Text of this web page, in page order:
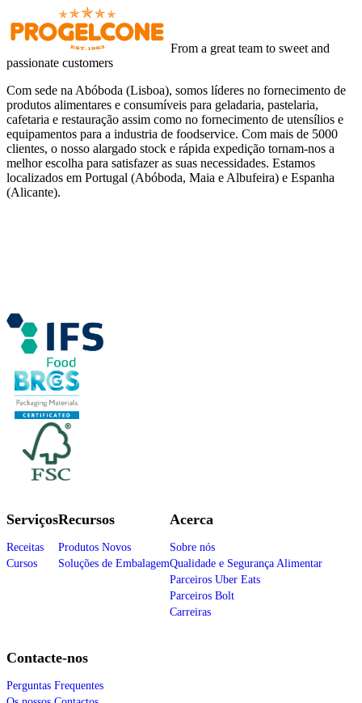
From a great team to sweet and
passionate customers
Com sede na Abóboda (Lisboa), somos líderes no fornecimento de
produtos alimentares e consumíveis para geladaria, pastelaria,
cafetaria e restauração assim como no fornecimento de utensílios e
equipamentos para a industria de foodservice. Com mais de 5000
clientes, o nosso alargado stock e rápida expedição tornam-nos a
melhor escolha para satisfazer as suas necessidades. Estamos
localizados em Portugal (Abóboda, Maia e Albufeira) e Espanha
(Alicante).
Serviços
Receitas
Cursos
Recursos
Produtos Novos
Soluções de Embalagem
Acerca
Sobre nós
Qualidade e Segurança Alimentar
Parceiros Uber Eats
Parceiros Bolt
Carreiras
Contacte-nos
Perguntas Frequentes